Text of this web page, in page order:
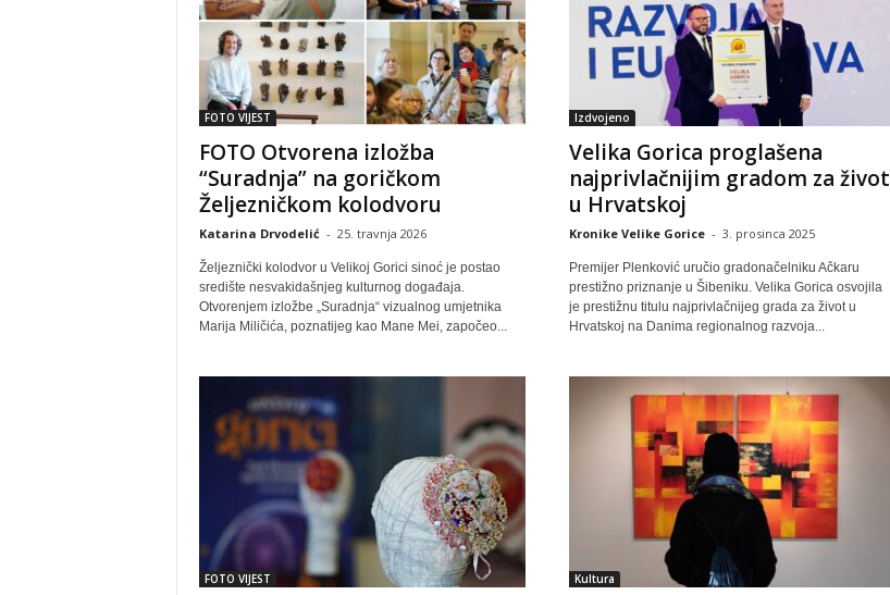
FOTO VIJEST
FOTO Otvorena izložba
“Suradnja” na goričkom
Željezničkom kolodvoru
Katarina Drvodelić - 25. travnja 2026
Željeznički kolodvor u Velikoj Gorici sinoć je postao
središte nesvakidašnjeg kulturnog događaja.
Otvorenjem izložbe „Suradnja“ vizualnog umjetnika
Marija Miličića, poznatijeg kao Mane Mei, započeo...
Izdvojeno
Velika Gorica proglašena
najprivlačnijim gradom za život
u Hrvatskoj
Kronike Velike Gorice - 3. prosinca 2025
Premijer Plenković uručio gradonačelniku Ačkaru
prestižno priznanje u Šibeniku. Velika Gorica osvojila
je prestižnu titulu najprivlačnijeg grada za život u
Hrvatskoj na Danima regionalnog razvoja...
FOTO VIJEST Kultura